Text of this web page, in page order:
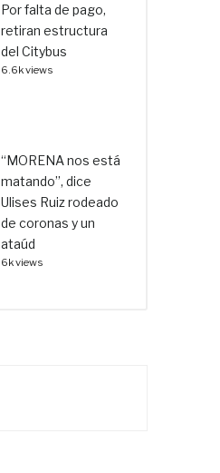
Por falta de pago,
retiran estructura
del Citybus
6.6k views
“MORENA nos está
matando”, dice
Ulises Ruiz rodeado
de coronas y un
ataúd
6k views